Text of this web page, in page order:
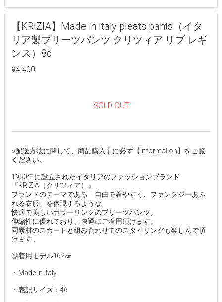
【KRIZIA】Made in Italy pleats pants（イタ
リア製プリーツパンツ クリツィア リブ レギ
ンス）8d
¥4,400
SOLD OUT
○配送方法に関して、商品購入前に必ず【information】をご覧
ください。
1950年に設立されたイタリアのファッションブランド
『KRIZIA（クリツィア）』
ブランドのテーマである「自由で着やすく、ファンタジーあふ
れる衣服」を体現するような
快適で美しいカラーリングのプリーツパンツ。
伸縮性に優れており、快適にご着用頂けます。
同素材のスカートと組み合わせてのスタイリングも楽しんで頂
けます。
◎着用モデル162㎝
・Made in Italy
・表記サイズ：46